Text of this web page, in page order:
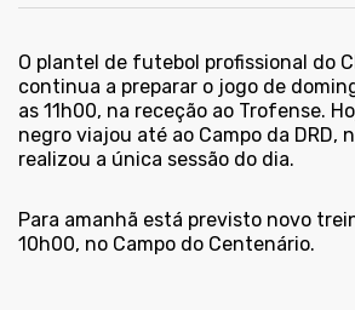
O plantel de futebol profissional do
continua a preparar o jogo de
as 11h00, na receção ao Trofense.
negro viajou até ao Campo da DRD,
realizou a única sessão do dia.
Para amanhã está previsto novo
10h00, no Campo do Centenário.